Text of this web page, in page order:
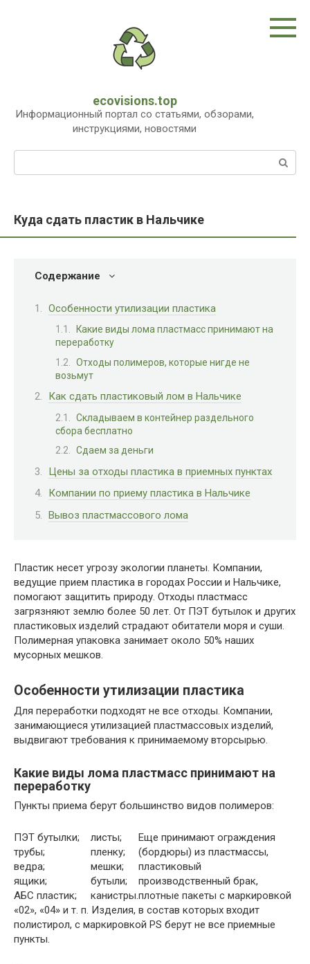
ecovisions.top
Информационный портал со статьями, обзорами,
инструкциями, новостями
Куда сдать пластик в Нальчике
Содержание
Особенности утилизации пластика
Какие виды лома пластмасс принимают на
переработку
Отходы полимеров, которые нигде не
возьмут
Как сдать пластиковый лом в Нальчике
Складываем в контейнер раздельного
сбора бесплатно
Сдаем за деньги
Цены за отходы пластика в приемных пунктах
Компании по приему пластика в Нальчике
Вывоз пластмассового лома
Пластик несет угрозу экологии планеты. Компании,
ведущие прием пластика в городах России и Нальчике,
помогают защитить природу. Отходы пластмасс
загрязняют землю более 50 лет. От ПЭТ бутылок и других
пластиковых изделий страдают обитатели моря и суши.
Полимерная упаковка занимает около 50% наших
мусорных мешков.
Особенности утилизации пластика
Для переработки подходят не все отходы. Компании,
занимающиеся утилизацией пластмассовых изделий,
выдвигают требования к принимаемому вторсырью.
Какие виды лома пластмасс принимают на
переработку
Пункты приема берут большинство видов полимеров:
ПЭТ бутылки;
трубы;
ведра;
ящики;
АБС пластик;
листы;
пленку;
мешки;
бутыли;
канистры.
Еще принимают ограждения
(бордюры) из пластмассы,
пластиковый
производственный брак,
плотные пакеты с маркировкой
«02», «04» и т. п. Изделия, в состав которых входит
полистирол, с маркировкой PS берут не все приемные
пункты.